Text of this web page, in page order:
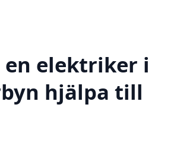
en elektriker i
hjälpa till